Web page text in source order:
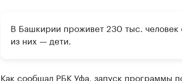
В Башкирии проживет 230 тыс. человек
из них — дети.
Как сообщал РБК Уфа, запуск программы